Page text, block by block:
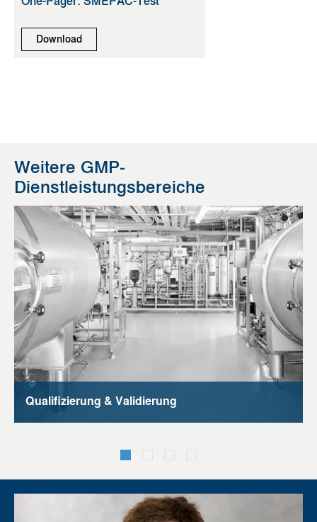
Download
Weitere GMP-
Dienstleistungsbereiche
Qualifizierung & Validierung